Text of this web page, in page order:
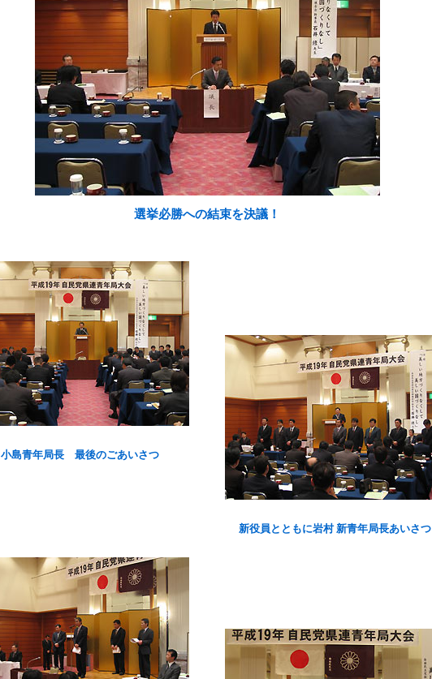
選挙必勝への結束を決議！
小島青年局長 最後のごあいさつ
新役員とともに岩村 新青年局長あいさつ